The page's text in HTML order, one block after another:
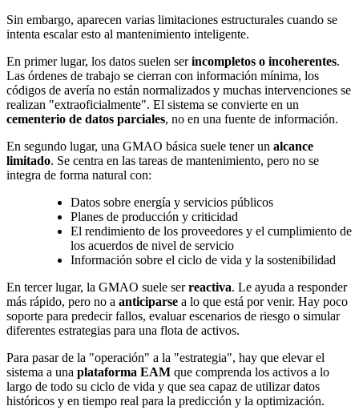
Sin embargo, aparecen varias limitaciones estructurales cuando se
intenta escalar esto al mantenimiento inteligente.
En primer lugar, los datos suelen serincompletos o incoherentes.
Las órdenes de trabajo se cierran con información mínima, los
códigos de avería no están normalizados y muchas intervenciones se
realizan "extraoficialmente". El sistema se convierte en un
cementerio de datos parciales, no en una fuente de información.
En segundo lugar, una GMAO básica suele tener un alcance
limitado. Se centra en las tareas de mantenimiento, pero no se
integra de forma natural con:
Datos sobre energía y servicios públicos
Planes de producción y criticidad
El rendimiento de los proveedores y el cumplimiento de
los acuerdos de nivel de servicio
Información sobre el ciclo de vida y la sostenibilidad
En tercer lugar, la GMAO suele serreactiva. Le ayuda a responder
más rápido, pero no a anticiparse a lo que está por venir. Hay poco
soporte para predecir fallos, evaluar escenarios de riesgo o simular
diferentes estrategias para una flota de activos.
Para pasar de la "operación" a la "estrategia", hay que elevar el
sistema a una plataforma EAM que comprenda los activos a lo
largo de todo su ciclo de vida y que sea capaz de utilizar datos
históricos y en tiempo real para la predicción y la optimización.